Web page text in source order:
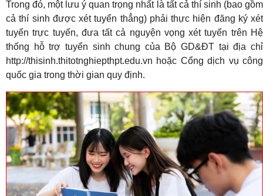
Trong đó, một lưu ý quan trọng nhất là tất cả thí sinh (bao gồm
cả thí sinh được xét tuyển thẳng) phải thực hiện đăng ký xét
tuyển trực tuyến, đưa tất cả nguyện vọng xét tuyển trên Hệ
thống hỗ trợ tuyển sinh chung của Bộ GD&ĐT tại địa chỉ
http://thisinh.thitotnghiepthpt.edu.vn hoặc Cổng dịch vụ công
quốc gia trong thời gian quy định.